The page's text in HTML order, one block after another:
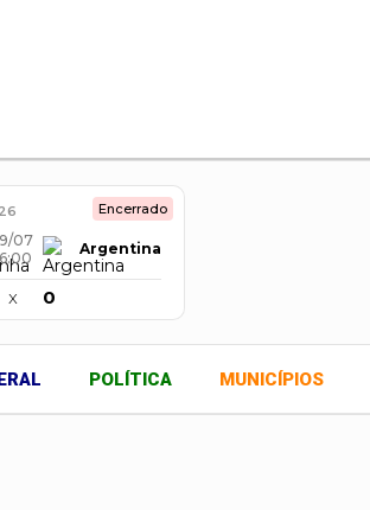
Encerrado
07
Argentina
x 0
POLÍTICA MUNICÍPIOS